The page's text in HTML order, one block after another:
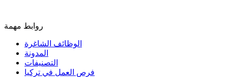
روابط مهمة
الوظائف الشاغرة
المدونة
التصنيفات
فرص العمل في تركيا